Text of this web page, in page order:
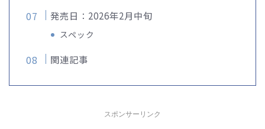
発売日：2026年2月中旬
スペック
関連記事
スポンサーリンク